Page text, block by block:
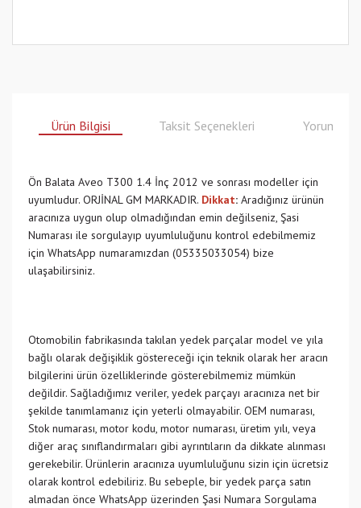
Ürün Bilgisi Taksit Seçenekleri Yorumlar
Ön Balata Aveo T300 1.4 İnç 2012 ve sonrası modeller için
uyumludur. ORJİNAL GM MARKADIR. Dikkat: Aradığınız ürünün
aracınıza uygun olup olmadığından emin değilseniz, Şasi
Numarası ile sorgulayıp uyumluluğunu kontrol edebilmemiz
için WhatsApp numaramızdan (05335033054) bize
ulaşabilirsiniz.
Otomobilin fabrikasında takılan yedek parçalar model ve yıla
bağlı olarak değişiklik göstereceği için teknik olarak her aracın
bilgilerini ürün özelliklerinde gösterebilmemiz mümkün
değildir. Sağladığımız veriler, yedek parçayı aracınıza net bir
şekilde tanımlamanız için yeterli olmayabilir. OEM numarası,
Stok numarası, motor kodu, motor numarası, üretim yılı, veya
diğer araç sınıflandırmaları gibi ayrıntıların da dikkate alınması
gerekebilir. Ürünlerin aracınıza uyumluluğunu sizin için ücretsiz
olarak kontrol edebiliriz. Bu sebeple, bir yedek parça satın
almadan önce WhatsApp üzerinden Şasi Numara Sorgulama